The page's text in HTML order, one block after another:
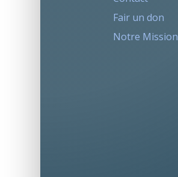
Fair un don
Notre Mission